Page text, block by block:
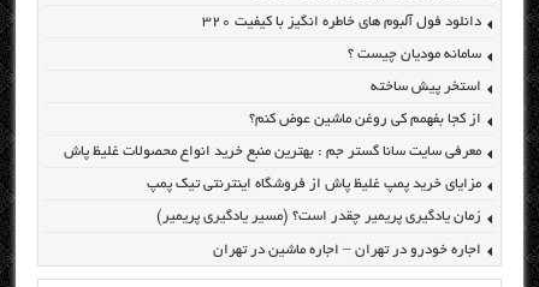
دانلود فول آلبوم های خاطره انگیز با کیفیت ۳۲۰
سامانه مودیان چیست ؟
استخر پیش ساخته
از کجا بفهمم کی روغن ماشین عوض کنم؟
معرفی سایت سانا گستر جم : بهترین منبع خرید انواع محصولات غلیظ پاش
مزایای خرید پمپ غلیظ پاش از فروشگاه اینترنتی تیک پمپ
زمان یادگیری پریمیر چقدر است؟ (مسیر یادگیری پریمیر)
اجاره خودرو در تهران – اجاره ماشین در تهران